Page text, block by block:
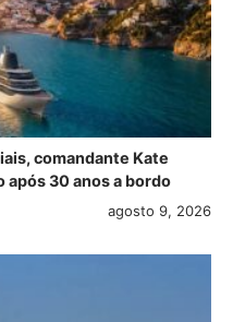
comandante Kate
após 30 anos a bordo
agosto 9, 2026